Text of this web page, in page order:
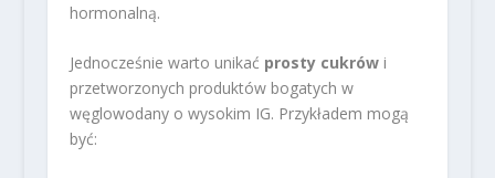
hormonalną.
Jednocześnie warto unikać prosty cukrówi
przetworzonych produktów bogatych w
węglowodany o wysokim IG. Przykładem mogą
być: